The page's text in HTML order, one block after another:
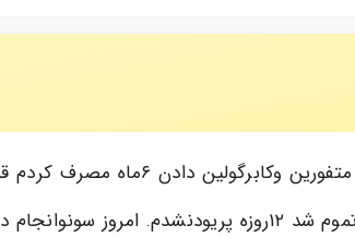
سلام برای درد پریودم رفتم
پذیود میشم یک هفته پاک مجددا پریود میشم. قرصام